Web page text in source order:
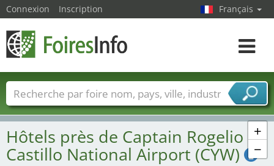
+
−
Hôtels près de Captain Rogelio
Castillo National Airport (CYW)
Connexion Inscription Français
Toggle
Foire noms Pays Villes
Secteurs de foire
Secteurs du fournisseur de services